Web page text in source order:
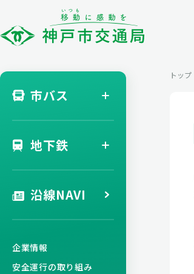
市バス
地下鉄
沿線NAVI
企業情報
安全運行の取り組み
トップ